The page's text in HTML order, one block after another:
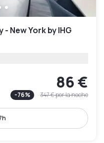
- New York by IHG
86 €
-76% 347 €por la noche